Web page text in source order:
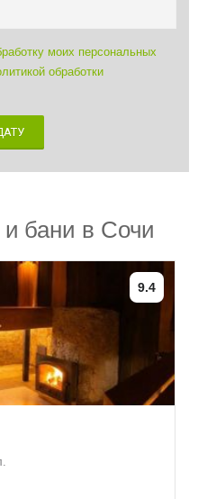
моих персональных
обработки
бани в Сочи
9.4